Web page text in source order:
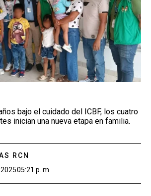
bajo el cuidado del ICBF, los cuatro
inician una nueva etapa en familia.
RCN
05:21 p. m.